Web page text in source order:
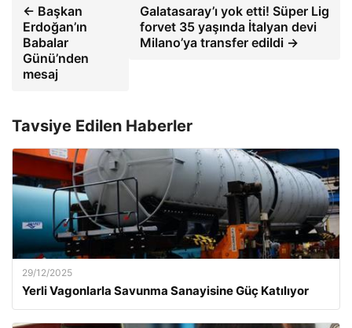
← Başkan
Erdoğan’ın
Babalar
Günü’nden
mesaj
Galatasaray’ı yok etti! Süper Lig
forvet 35 yaşında İtalyan devi
Milano’ya transfer edildi →
Tavsiye Edilen Haberler
29/12/2025
Yerli Vagonlarla Savunma Sanayisine Güç Katılıyor